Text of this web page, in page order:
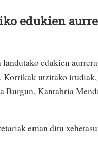
edukien
edukien
Korrikak utzitako
Burgun, Kantabria
eman ditu